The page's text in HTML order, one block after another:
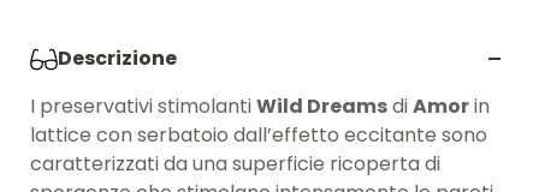
Descrizione
I preservativi stimolantiWild DreamsdiAmorin
lattice con serbatoio dall’effetto eccitante sono
caratterizzati da una superficie ricoperta di